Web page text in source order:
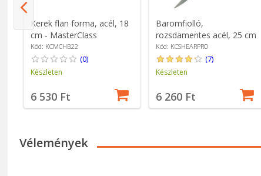
Kerek flan forma, acél, 18
cm - MasterClass
Kód: KCMCHB22
(0)
Készleten
6 530 Ft
Baromfiolló,
rozsdamentes acél, 25 cm
- MasterClass
Kód: KCSHEARPRO
(7)
Készleten
6 260 Ft
Vélemények